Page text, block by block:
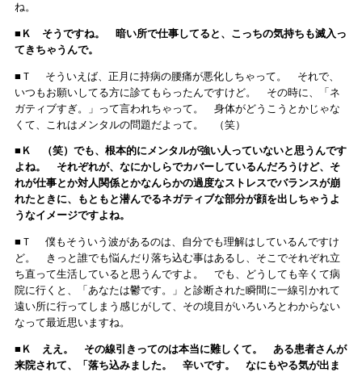
ね。
■Ｋ そうですね。 暗い所で仕事してると、こっちの気持ちも滅入っ
てきちゃうんで。
■Ｔ そういえば、正月に持病の腰痛が悪化しちゃって。 それで、
いつもお願いしてる方に診てもらったんですけど。 その時に、「ネ
ガティブすぎ。」って言われちゃって。 身体がどうこうとかじゃな
くて、これはメンタルの問題だよって。 （笑）
■Ｋ （笑）でも、根本的にメンタルが強い人っていないと思うんです
よね。 それぞれが、なにかしらでカバーしているんだろうけど、そ
れが仕事とか対人関係とかなんらかの過度なストレスでバランスが崩
れたときに、もともと潜んでるネガティブな部分が顔を出しちゃうよ
うなイメージですよね。
■Ｔ 僕もそういう波があるのは、自分でも理解はしているんですけ
ど。 きっと誰でも悩んだり落ち込む事はあるし、そこでそれぞれ立
ち直って生活していると思うんですよ。 でも、どうしても辛くて病
院に行くと、「あなたは鬱です。」と診断された瞬間に一線引かれて
遠い所に行ってしまう感じがして、その境目がいろいろとわからない
なって最近思いますね。
■Ｋ ええ。 その線引きってのは本当に難しくて。 ある患者さんが
来院されて、「落ち込みました。 辛いです。 なにもやる気が出ま